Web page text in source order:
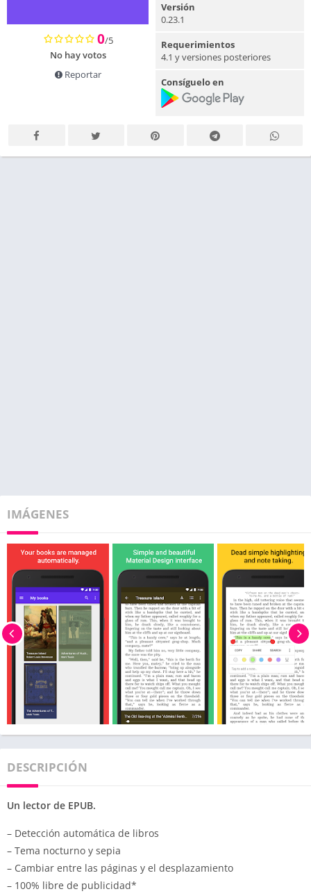
0/5
No hay votos
Reportar
Versión
0.23.1
Requerimientos
4.1 y versiones posteriores
Consíguelo en
IMÁGENES
DESCRIPCIÓN
Un lector de EPUB.
– Detección automática de libros
– Tema nocturno y sepia
– Cambiar entre las páginas y el desplazamiento
– 100% libre de publicidad*